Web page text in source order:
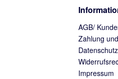
AGB/
Zahlung
Impressum